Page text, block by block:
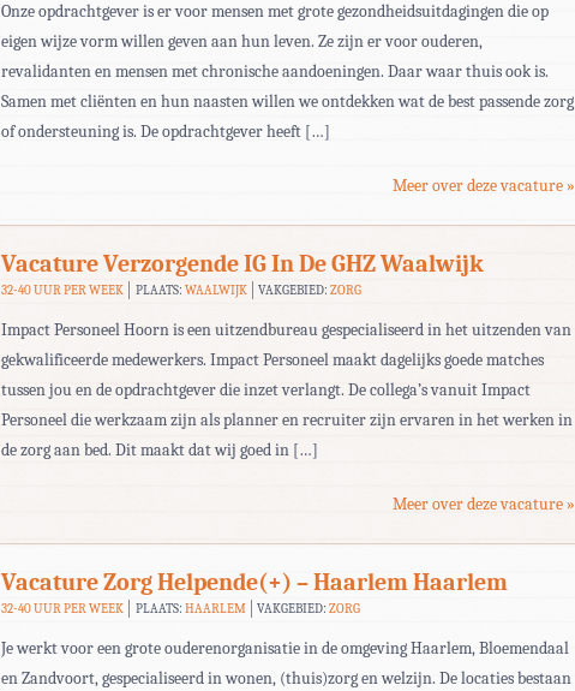
Onze opdrachtgever is er voor mensen met grote gezondheidsuitdagingen die op
eigen wijze vorm willen geven aan hun leven. Ze zijn er voor ouderen,
revalidanten en mensen met chronische aandoeningen. Daar waar thuis ook is.
Samen met cliënten en hun naasten willen we ontdekken wat de best passende zorg
of ondersteuning is. De opdrachtgever heeft […]
Meer over deze vacature »
Vacature Verzorgende IG In De GHZ Waalwijk
32-40 UUR PER WEEK PLAATS: WAALWIJK VAKGEBIED:ZORG
Impact Personeel Hoorn is een uitzendbureau gespecialiseerd in het uitzenden van
gekwalificeerde medewerkers. Impact Personeel maakt dagelijks goede matches
tussen jou en de opdrachtgever die inzet verlangt. De collega’s vanuit Impact
Personeel die werkzaam zijn als planner en recruiter zijn ervaren in het werken in
de zorg aan bed. Dit maakt dat wij goed in […]
Meer over deze vacature »
Vacature Zorg Helpende(+) – Haarlem Haarlem
32-40 UUR PER WEEK PLAATS: HAARLEM VAKGEBIED:ZORG
Je werkt voor een grote ouderenorganisatie in de omgeving Haarlem, Bloemendaal
en Zandvoort, gespecialiseerd in wonen, (thuis)zorg en welzijn. De locaties bestaan